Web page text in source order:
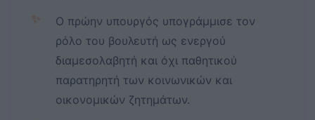
✨
Ο πρώην υπουργός υπογράμμισε τον
ρόλο του βουλευτή ως ενεργού
διαμεσολαβητή και όχι παθητικού
παρατηρητή των κοινωνικών και
οικονομικών ζητημάτων.